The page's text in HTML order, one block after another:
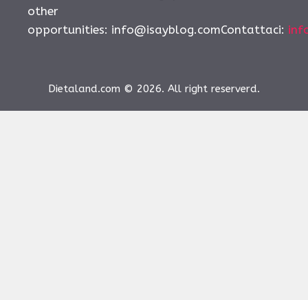
other
opportunities: info@isayblog.comContattaci:
Dietaland.com © 2026. All right reserverd.